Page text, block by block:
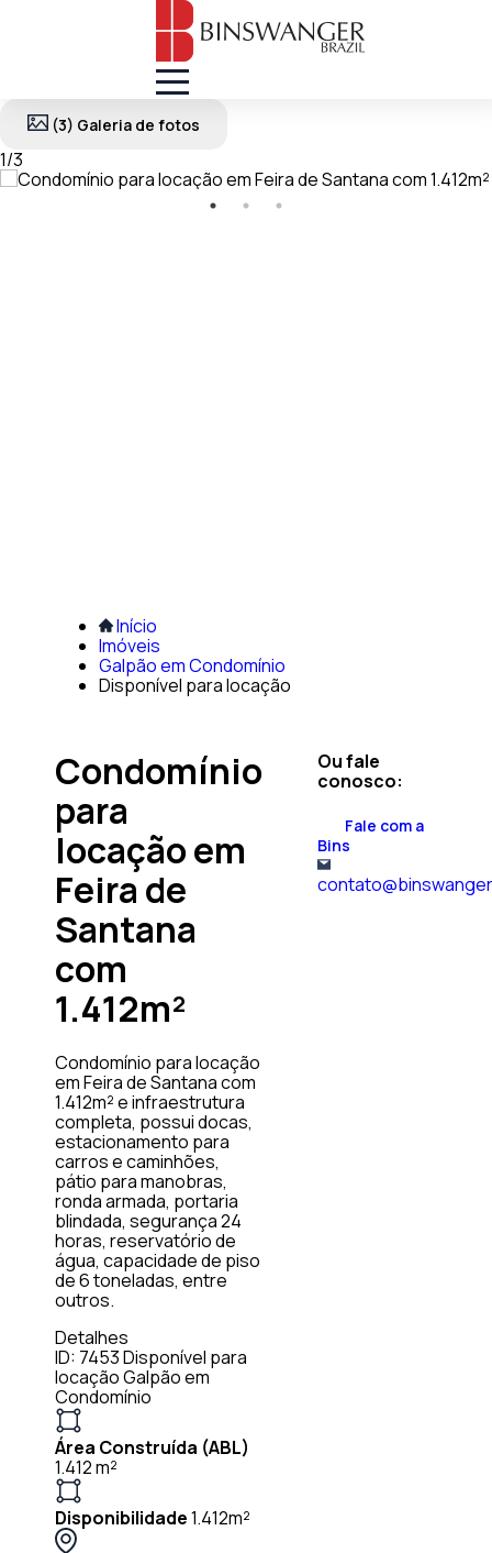
(3) Galeria de fotos
1/3
Início
Imóveis
Galpão em Condomínio
Disponível para locação
Condomínio
para
locação em
Feira de
Santana
com
1.412m²
Condomínio para locação
em Feira de Santana com
1.412m² e infraestrutura
completa, possui docas,
estacionamento para
carros e caminhões,
pátio para manobras,
ronda armada, portaria
blindada, segurança 24
horas, reservatório de
água, capacidade de piso
de 6 toneladas, entre
outros.
Detalhes
ID: 7453Disponível para
locaçãoGalpão em
Condomínio
Área Construída (ABL)
1.412 m²
Disponibilidade1.412m²
Ou fale
conosco:
Fale com a
Bins